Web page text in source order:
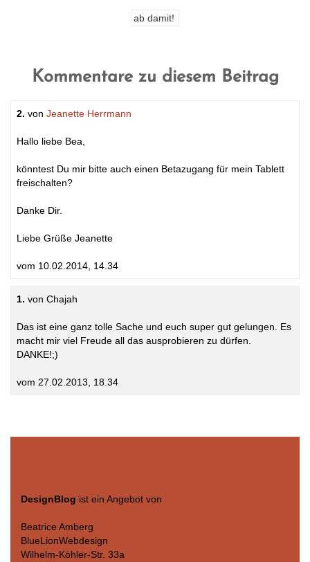
Kommentare zu diesem Beitrag
2. von Jeanette Herrmann
Hallo liebe Bea,
könntest Du mir bitte auch einen Betazugang für mein Tablett
freischalten?
Danke Dir.
Liebe Grüße Jeanette
vom 10.02.2014, 14.34
1. von Chajah
Das ist eine ganz tolle Sache und euch super gut gelungen. Es
macht mir viel Freude all das ausprobieren zu dürfen.
DANKE!;)
vom 27.02.2013, 18.34
DesignBlog ist ein Angebot von
Beatrice Amberg
BlueLionWebdesign
Wilhelm-Köhler-Str. 33a